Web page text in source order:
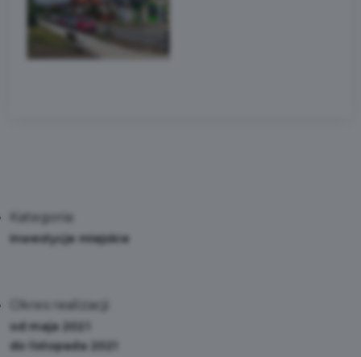
Kategoria:
Inwestycje miejskie
Okres realizacji:
od maja 2021
do listopada 2021